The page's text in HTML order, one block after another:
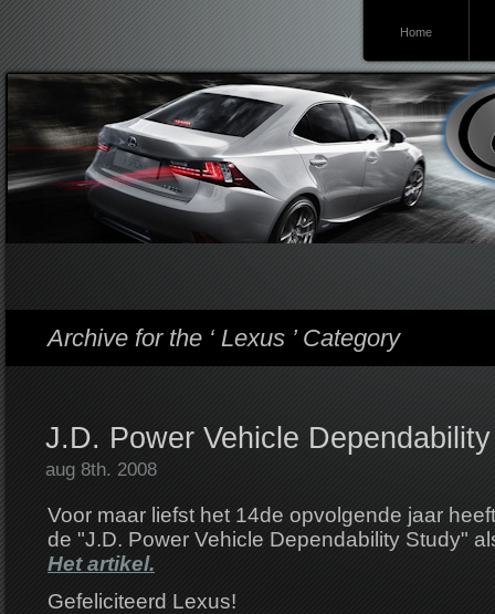
Home
Archive for the ‘ Lexus ’ Category
J.D. Power Vehicle
aug 8th. 2008
Voor maar liefst het 14de opvolgende jaar
de "J.D. Power Vehicle Dependability Study"
Het artikel.
Gefeliciteerd Lexus!